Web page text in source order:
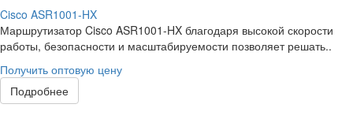
Cisco ASR1001-HX
Маршрутизатор Cisco ASR1001-HX благодаря высокой скорости
работы, безопасности и масштабируемости позволяет решать..
Получить оптовую цену
Подробнее